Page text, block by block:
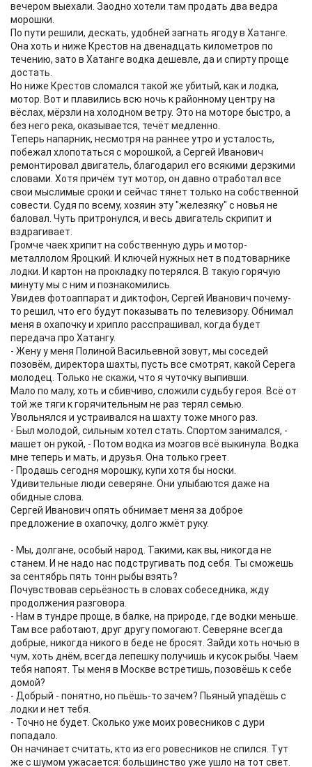
вечером выехали. Заодно хотели там продать два ведра
морошки.
По пути решили, дескать, удобней загнать ягоду в Хатанге.
Она хоть и ниже Крестов на двенадцать километров по
течению, зато в Хатанге водка дешевле, да и спирту проще
достать.
Но ниже Крестов сломался такой же убитый, как и лодка,
мотор. Вот и плавились всю ночь к районному центру на
вёслах, мёрзли на холодном ветру. Это на моторе быстро, а
без него река, оказывается, течёт медленно.
Теперь напарник, несмотря на раннее утро и усталость,
побежал хлопотаться с морошкой, а Сергей Иванович
ремонтировал двигатель, благодарил его всякими дерзкими
словами. Хотя причём тут мотор, он давно отработал все
свои мыслимые сроки и сейчас тянет только на собственной
совести. Судя по всему, хозяин эту "железяку" с новья не
баловал. Чуть притронулся, и весь двигатель скрипит и
вздрагивает.
Громче чаек хрипит на собственную дурь и мотор-
металлолом Яроцкий. И ключей нужных нет в подтоварнике
лодки. И картон на прокладку потерялся. В такую горячую
минуту мы с ним и познакомились.
Увидев фотоаппарат и диктофон, Сергей Иванович почему-
то решил, что его будут показывать по телевизору. Обнимал
меня в охапочку и хрипло расспрашивал, когда будет
передача про Хатангу.
- Жену у меня Полиной Васильевной зовут, мы соседей
позовём, директора шахты, пусть все смотрят, какой Серега
молодец. Только не скажи, что я чуточку выпивши.
Мало по малу, хоть и сбивчиво, сложили судьбу героя. Всё от
той же тяги к горячительным не раз терял семью.
Увольнялся и устраивался на шахту тоже много раз.
- Был молодой, сильным хотел стать. Спортом занимался, -
машет он рукой, - Потом водка из мозгов всё выкинула. Водка
мне теперь и мать, и друзья. Она только греет.
- Продашь сегодня морошку, купи хотя бы носки.
Удивительные люди северяне. Они улыбаются даже на
обидные слова.
Сергей Иванович опять обнимает меня за доброе
предложение в охапочку, долго жмёт руку.
- Мы, долгане, особый народ. Такими, как вы, никогда не
станем. И не надо нас подстругивать под себя. Ты сможешь
за сентябрь пять тонн рыбы взять?
Почувствовав серьёзность в словах собеседника, жду
продолжения разговора.
- Нам в тундре проще, в балке, на природе, где водки меньше.
Там все работают, друг другу помогают. Северяне всегда
добрые, никогда никого в беде не бросят. Зайди хоть ночью в
чум, хоть днём, всегда лепешку получишь и кусок рыбы. Чаем
тебя напоят. Ты меня в Москве встретишь, позовёшь к себе
домой?
- Добрый - понятно, но пьёшь-то зачем? Пьяный упадёшь с
лодки и нет тебя.
- Точно не будет. Сколько уже моих ровесников с дури
попадало.
Он начинает считать, кто из его ровесников не спился. Тут
же с шумом ужасается: большинство уже ушло на тот свет.